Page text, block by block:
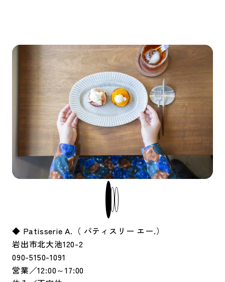
◆ Patisserie A.（ パティスリー エー.）
岩出市北大池120-2
090-5150-1091
営業／12:00～17:00